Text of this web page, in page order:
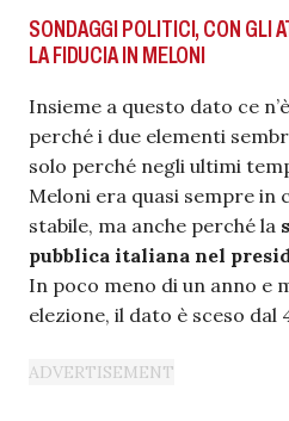
SONDAGGI POLITICI, CON GLI
LA FIDUCIA IN MELONI
Insieme a questo dato ce
perché i due elementi
solo perché negli ultimi
Meloni era quasi sempre in
stabile, ma anche perché la
pubblica italiana nel
In poco meno di un anno e
elezione, il dato è sceso dal